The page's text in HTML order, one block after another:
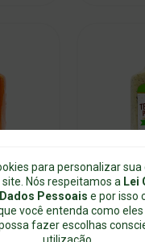
(5)
(4)
Completo
Food
19,90
para personalizar sua
Nós respeitamos a Lei
Pessoais e por isso
você entenda como
fazer escolhas